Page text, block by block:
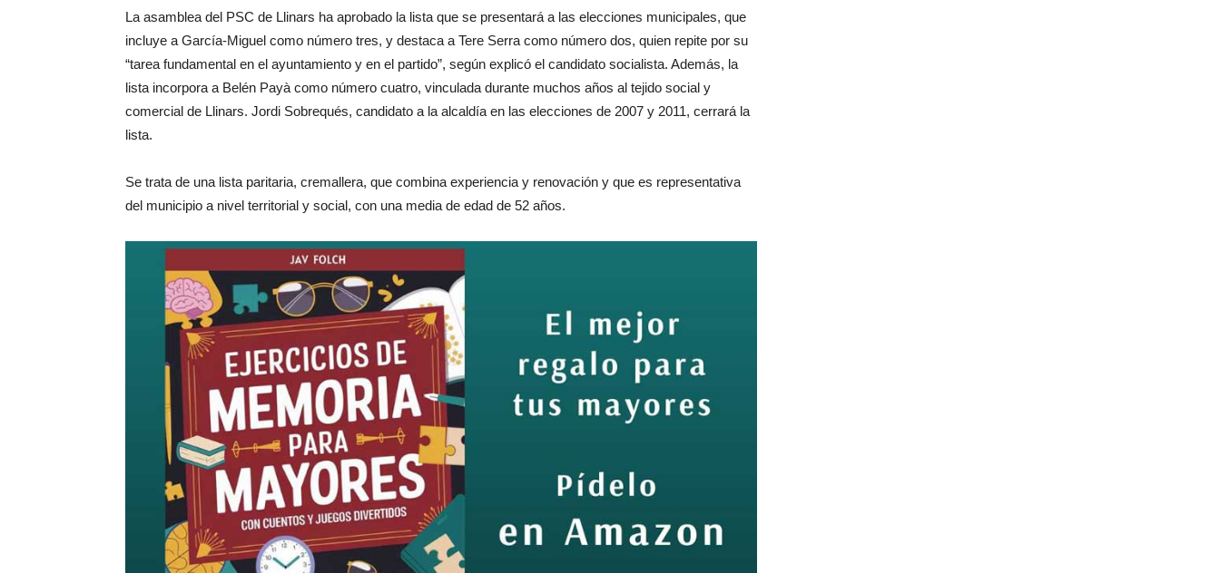
La asamblea del PSC de Llinars ha aprobado la lista que se presentará a las elecciones municipales, que
incluye a García-Miguel como número tres, y destaca a Tere Serra como número dos, quien repite por su
“tarea fundamental en el ayuntamiento y en el partido”, según explicó el candidato socialista. Además, la
lista incorpora a Belén Payà como número cuatro, vinculada durante muchos años al tejido social y
comercial de Llinars. Jordi Sobrequés, candidato a la alcaldía en las elecciones de 2007 y 2011, cerrará la
lista.
Se trata de una lista paritaria, cremallera, que combina experiencia y renovación y que es representativa
del municipio a nivel territorial y social, con una media de edad de 52 años.